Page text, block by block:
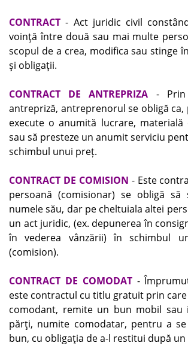
CONTRACT - Act juridic civil
voinţă între două sau mai multe
scopul de a crea, modifica sau stinge
şi obligaţii.
CONTRACT DE ANTREPRIZA - Prin
antrepriză, antreprenorul se obligă ca,
execute o anumită lucrare, materială
sau să presteze un anumit serviciu
schimbul unui preț.
CONTRACT DE COMISION - Este
persoană (comisionar) se obligă să
numele său, dar pe cheltuiala altei
un act juridic, (ex. depunerea în
în vederea vânzării) în schimbul
(comision).
CONTRACT DE COMODAT -
este contractul cu titlu gratuit prin
comodant, remite un bun mobil sau
părţi, numite comodatar, pentru a
bun, cu obligaţia de a-l restitui după